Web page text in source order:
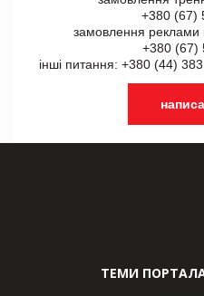
+380 (67)
замовлення реклами
+380 (67)
інші питання: +380 (44)
ТЕМИ ПОРТАЛА